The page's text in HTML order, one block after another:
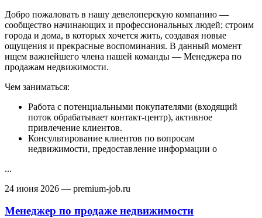
Добро пожаловать в нашу девелоперскую компанию —
сообщество начинающих и профессиональных людей; строим
города и дома, в которых хочется жить, создавая новые
ощущения и прекрасные воспоминания. В данный момент
ищем важнейшего члена нашей команды — Менеджера по
продажам недвижимости.
Чем заниматься:
Работа с потенциальными покупателями (входящий
поток обрабатывает контакт-центр), активное
привлечение клиентов.
Консультирование клиентов по вопросам
недвижимости, предоставление информации о
...
24 июня 2026 — premium-job.ru
Менеджер по продаже недвижимости